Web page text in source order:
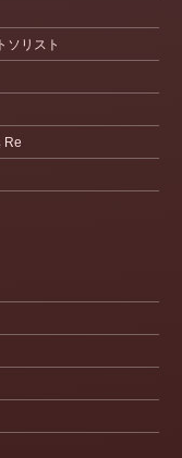
ソリスト
Re